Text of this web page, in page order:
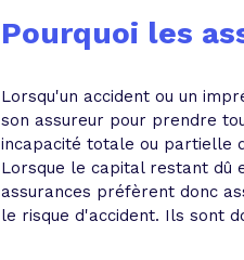
Pourquoi les
Lorsqu'un accident ou un
son assureur pour prendre
incapacité totale ou partielle
Lorsque le capital restant dû
assurances préfèrent donc
le risque d'accident. Ils sont